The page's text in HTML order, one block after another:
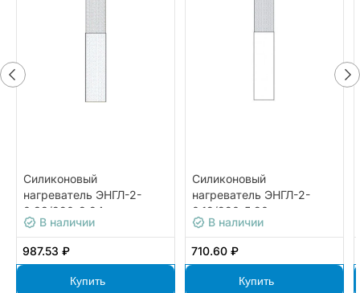
Силиконовый
нагреватель ЭНГЛ-2-
0,33/220-8,24
В наличии
987.53 ₽
Купить
Силиконовый
нагреватель ЭНГЛ-2-
0,12/220-5,90
В наличии
710.60 ₽
Купить